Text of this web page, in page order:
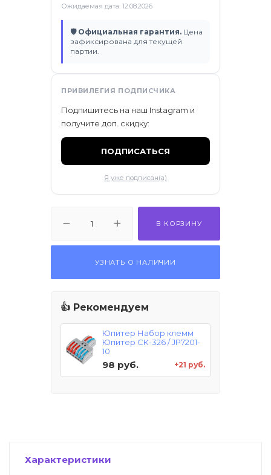
Ожидаемая дата: 12.08.2026
🛡 Официальная гарантия. Цена
зафиксирована для текущей
партии.
ПРИВИЛЕГИЯ ПОДПИСЧИКА
Подпишитесь на наш Instagram и
получите доп. скидку:
ПОДПИСАТЬСЯ
Я уже подписан(а)
В КОРЗИНУ
УЗНАТЬ О НАЛИЧИИ
👍 Рекомендуем
Юпитер Набор клемм
Юпитер СК-326 / JP7201-
10
98 руб. +21 руб.
Характеристики